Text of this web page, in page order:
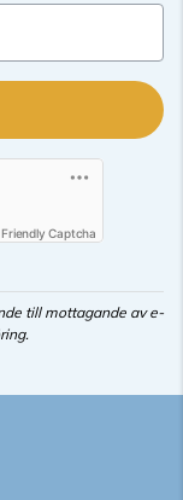
Friendly Captcha
till mottagande av e-